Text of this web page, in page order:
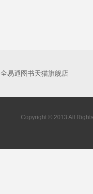
全易通图书天猫旗舰店
Copyright © 2013 All